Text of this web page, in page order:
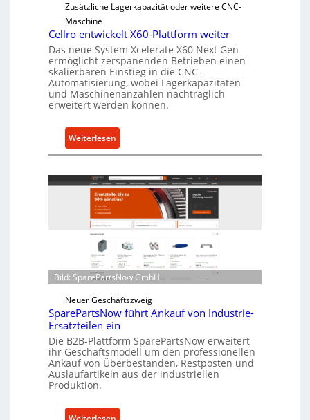
r
a
s
t
s
c
u
z
ü
r
i
n
i
r
e
k
t
e
A
n
t
Zusätzliche Lagerkapazität oder weitere CNC-
Maschine
Cellro entwickelt X60-Plattform weiter
Das neue System Xcelerate X60 Next Gen
ermöglicht zerspanenden Betrieben einen
skalierbaren Einstieg in die CNC-
Automatisierung, wobei Lagerkapazitäten
und Maschinenanzahlen nachträglich
erweitert werden können.
Weiterlesen
C
l
l
n
t
w
i
c
k
e
l
t
0
Bild: SparePartsNow GmbH
Neuer Geschäftszweig
SparePartsNow führt Ankauf von Industrie-
Ersatzteilen ein
Die B2B-Plattform SparePartsNow erweitert
ihr Geschäftsmodell um den professionellen
Ankauf von Überbeständen, Restposten und
Auslaufartikeln aus der industriellen
Produktion.